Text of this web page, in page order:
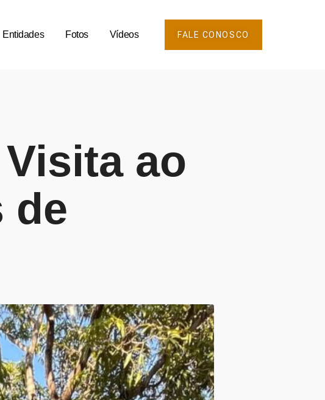
Entidades Fotos Vídeos FALE CONOSCO
ao
de